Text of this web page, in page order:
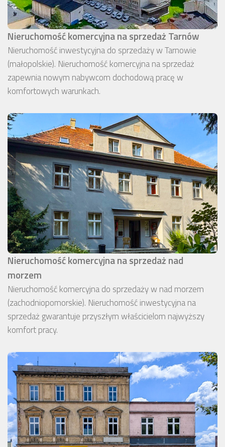
Nieruchomość komercyjna na sprzedaż Tarnów
Nieruchomość inwestycyjna do sprzedaży w Tarnowie
(małopolskie). Nieruchomość komercyjna na sprzedaż
zapewnia nowym nabywcom dochodową pracę w
komfortowych warunkach.
Nieruchomość komercyjna na sprzedaż nad
morzem
Nieruchomość komercyjna do sprzedaży w nad morzem
(zachodniopomorskie). Nieruchomość inwestycyjna na
sprzedaż gwarantuje przyszłym właścicielom najwyższy
komfort pracy.